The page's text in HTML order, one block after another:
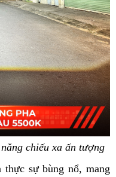
chiếu xa ấn tượng
sự bùng nổ, mang